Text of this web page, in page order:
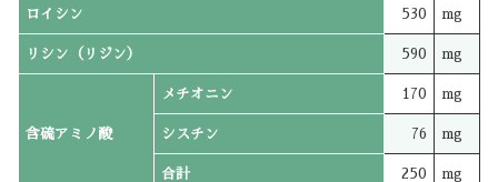
ロイシン 530 mg
リシン（リジン） 590 mg
含硫アミノ酸
メチオニン 170 mg
シスチン 76 mg
合計 250 mg